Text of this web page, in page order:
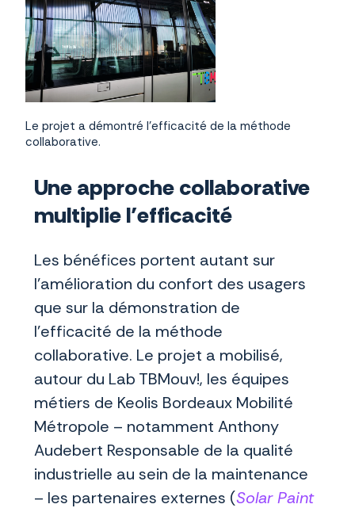
Le projet a démontré l’efficacité de la méthode
collaborative.
Une approche collaborative
multiplie l’efficacité
Les bénéfices portent autant sur
l’amélioration du confort des usagers
que sur la démonstration de
l’efficacité de la méthode
collaborative. Le projet a mobilisé,
autour du Lab TBMouv!, les équipes
métiers de Keolis Bordeaux Mobilité
Métropole – notamment Anthony
Audebert Responsable de la qualité
industrielle au sein de la maintenance
– les partenaires externes (Solar Paint